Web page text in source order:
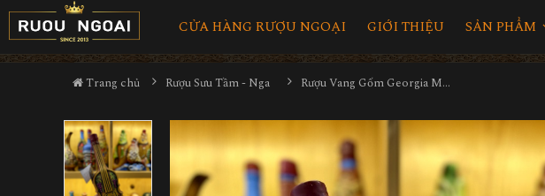
CỬA HÀNG RƯỢU NGOẠI GIỚI THIỆU SẢN PHẨM
Trang chủ Rượu Sưu Tầm - Nga Rượu Vang Gốm Georgia MS41